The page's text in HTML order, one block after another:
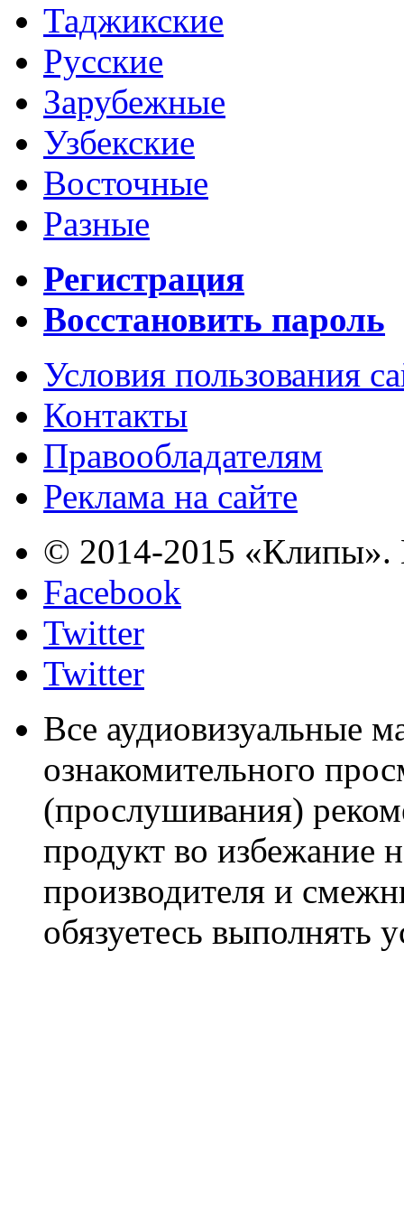
Таджикские
Русские
Зарубежные
Узбекские
Восточные
Разные
Регистрация
Восстановить пароль
Условия пользования
Контакты
Правообладателям
Реклама на сайте
© 2014-2015 «Клипы».
Facebook
Twitter
Twitter
Все аудиовизуальные
ознакомительного
(прослушивания)
продукт во избежание
производителя и
обязуетесь выполнять